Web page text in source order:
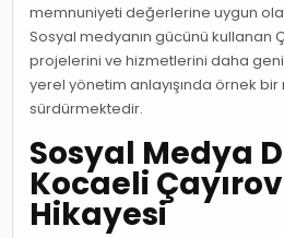
memnuniyeti değerlerine uygun
Sosyal medyanın gücünü kullanan
projelerini ve hizmetlerini daha
yerel yönetim anlayışında örnek bir
sürdürmektedir.
Sosyal Medya
Kocaeli
Hikayesi